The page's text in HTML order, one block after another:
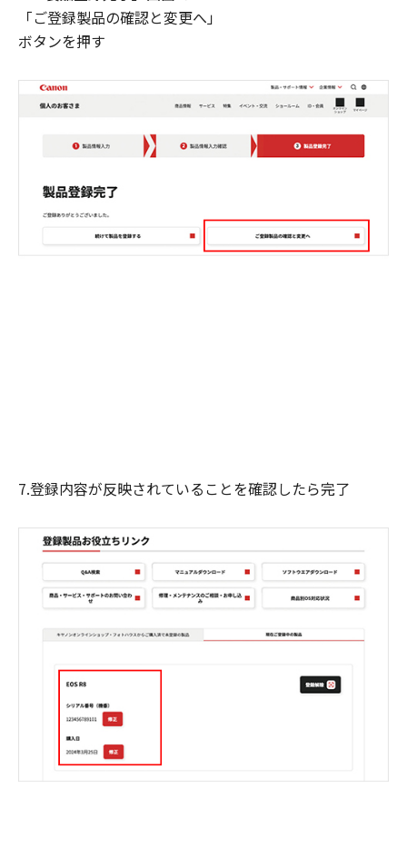
「ご登録製品の確認と変更へ」
ボタンを押す
7.登録内容が反映されていることを確認したら完了